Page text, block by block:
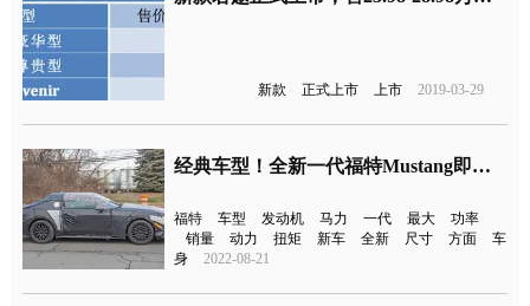
新款 正式上市 上市 2019-03-29
经典车型！全新一代福特Mustang即将首发
福特 车型 发动机 马力 一代 最大
功率
销量
动力 扭矩 新车 全新 尺寸 方面
车
身
2022-08-21